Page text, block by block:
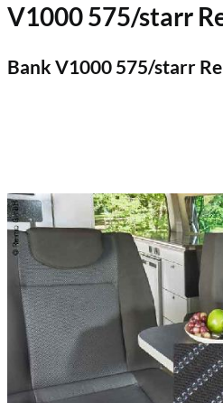
V1000 575/starr
Bank V1000 575/starr